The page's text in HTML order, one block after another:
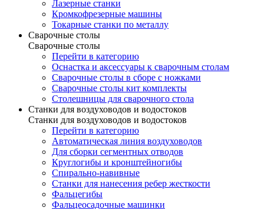
Лазерные станки
Кромкофрезерные машины
Токарные станки по металлу
Сварочные столы
Сварочные столы
Перейти в категорию
Оснастка и аксессуары к сварочным столам
Сварочные столы в сборе с ножками
Сварочные столы кит комплекты
Столешницы для сварочного стола
Станки для воздуховодов и водостоков
Станки для воздуховодов и водостоков
Перейти в категорию
Автоматическая линия воздуховодов
Для сборки сегментных отводов
Круглогибы и кронштейногибы
Спирально-навивные
Станки для нанесения ребер жесткости
Фальцегибы
Фальцеосадочные машинки